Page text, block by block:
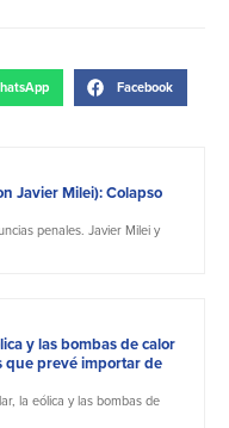
Facebook
Javier Milei): Colapso
penales. Javier Milei y
y las bombas de calor
que prevé importar de
la eólica y las bombas de